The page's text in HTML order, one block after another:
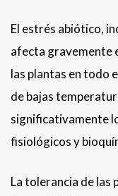
El estrés abiótico,
afecta gravemente
las plantas en todo
de bajas
significativamente
fisiológicos y
La tolerancia de las